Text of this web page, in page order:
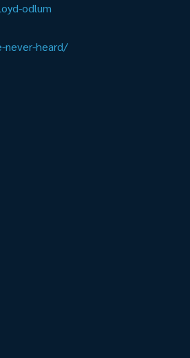
odlum
never-heard/